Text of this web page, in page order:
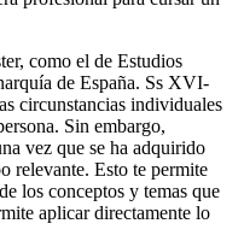
como el de Estudios
de España. Ss XVI-
circunstancias individuales
Sin embargo,
vez que se ha adquirido
relevante. Esto te permite
los conceptos y temas que
aplicar directamente lo